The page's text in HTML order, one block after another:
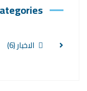
الاخبار(6)